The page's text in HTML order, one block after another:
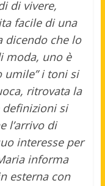
di vivere,
facile di una
dicendo che lo
moda, uno è
umile” i toni si
ritrovata la
definizioni si
l’arrivo di
interesse per
informa
esterna con